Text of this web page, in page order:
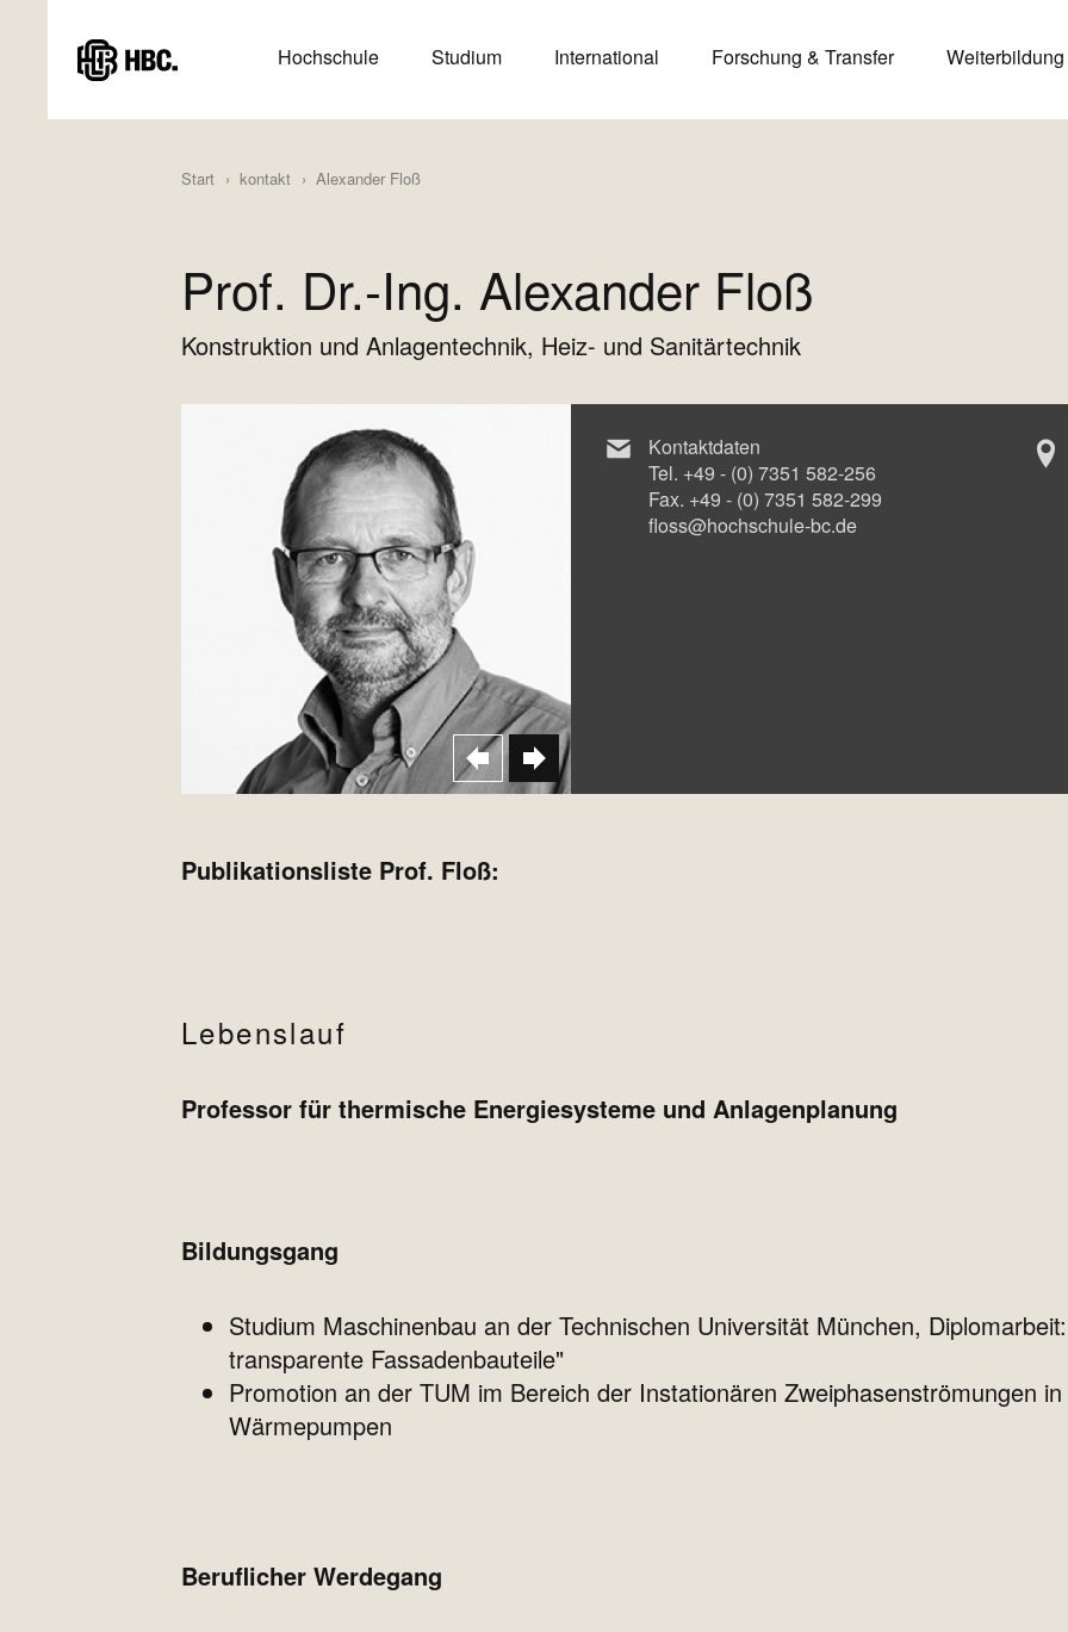
HAUPTMENÜ
Hochschule Studium International Forschung & Transfer Weiterbildung
Start kontakt Alexander Floß
Prof. Dr.-Ing. Alexander Floß
Konstruktion und Anlagentechnik, Heiz- und Sanitärtechnik
Kontaktdaten
Tel. +49 - (0) 7351 582-256
Fax. +49 - (0) 7351 582-299
floss@hochschule-bc.de
Publikationsliste Prof. Floß:
Lebenslauf
Professor für thermische Energiesysteme und Anlagenplanung
Bildungsgang
Studium Maschinenbau an der Technischen Universität München,
transparente Fassadenbauteile"
Promotion an der TUM im Bereich der Instationären Zweiphasenströmungen
Wärmepumpen
Beruflicher Werdegang